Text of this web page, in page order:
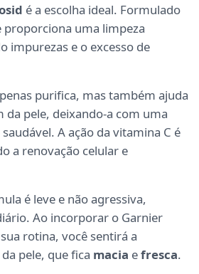
é a escolha ideal. Formulado
proporciona uma limpeza
impurezas e o excesso de
purifica, mas também ajuda
da pele, deixando-a com uma
A ação da vitamina C é
a renovação celular e
é leve e não agressiva,
Ao incorporar o Garnier
rotina, você sentirá a
pele, que fica macia efresca.